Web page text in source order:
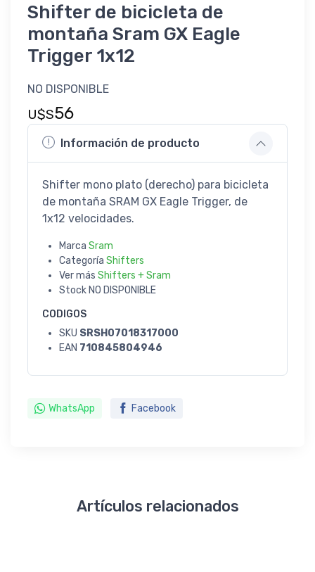
Shifter de bicicleta de
montaña Sram GX Eagle
Trigger 1x12
NO DISPONIBLE
U$S56
Información de producto
Shifter mono plato (derecho) para bicicleta
de montaña SRAM GX Eagle Trigger, de
1x12 velocidades.
Marca Sram
Categoría Shifters
Ver más Shifters + Sram
Stock NO DISPONIBLE
CODIGOS
SKU SRSH07018317000
EAN 710845804946
WhatsApp Facebook
Artículos relacionados